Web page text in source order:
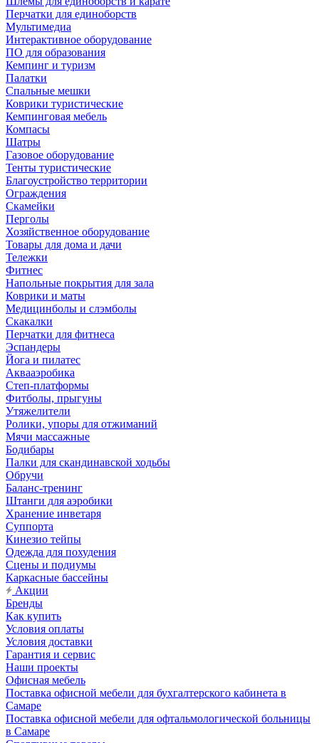
Перчатки для единоборств
Мультимедиа
Интерактивное оборудование
ПО для образования
Кемпинг и туризм
Палатки
Спальные мешки
Коврики туристические
Кемпинговая мебель
Компасы
Шатры
Газовое оборудование
Тенты туристические
Благоустройство территории
Ограждения
Скамейки
Перголы
Хозяйственное оборудование
Товары для дома и дачи
Тележки
Фитнес
Напольные покрытия для зала
Коврики и маты
Медицинболы и слэмболы
Скакалки
Перчатки для фитнеса
Эспандеры
Йога и пилатес
Аквааэробика
Степ-платформы
Фитболы, прыгуны
Утяжелители
Ролики, упоры для отжиманий
Мячи массажные
Бодибары
Палки для скандинавской ходьбы
Обручи
Баланс-тренинг
Штанги для аэробики
Хранение инветаря
Суппорта
Кинезио тейпы
Одежда для похудения
Сцены и подиумы
Каркасные бассейны
Акции
Бренды
Как купить
Условия оплаты
Условия доставки
Гарантия и сервис
Наши проекты
Офисная мебель
Поставка офисной мебели для бухгалтерского кабинета в
Самаре
Поставка офисной мебели для офтальмологической больницы
в Самаре